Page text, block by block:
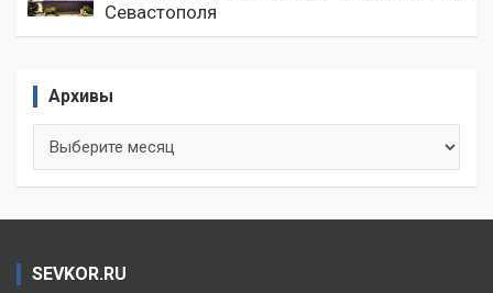
Севастополя
Архивы
SEVKOR.RU